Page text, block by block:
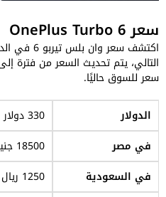
سعر OnePlus Turbo 6
اكتشف
التالي، يتم تحديث السعر من فترة
سعر للسوق حاليًا.
الدولار
330 دولار امريكي
في مصر
18500 جنيه
في السعودية
1250 ريال